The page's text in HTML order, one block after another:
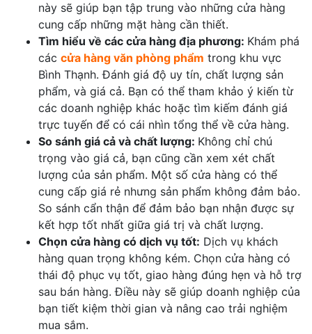
này sẽ giúp bạn tập trung vào những cửa hàng
cung cấp những mặt hàng cần thiết.
Tìm hiểu về các cửa hàng địa phương: Khám phá
các cửa hàng văn phòng phẩm trong khu vực
Bình Thạnh. Đánh giá độ uy tín, chất lượng sản
phẩm, và giá cả. Bạn có thể tham khảo ý kiến từ
các doanh nghiệp khác hoặc tìm kiếm đánh giá
trực tuyến để có cái nhìn tổng thể về cửa hàng.
So sánh giá cả và chất lượng: Không chỉ chú
trọng vào giá cả, bạn cũng cần xem xét chất
lượng của sản phẩm. Một số cửa hàng có thể
cung cấp giá rẻ nhưng sản phẩm không đảm bảo.
So sánh cẩn thận để đảm bảo bạn nhận được sự
kết hợp tốt nhất giữa giá trị và chất lượng.
Chọn cửa hàng có dịch vụ tốt: Dịch vụ khách
hàng quan trọng không kém. Chọn cửa hàng có
thái độ phục vụ tốt, giao hàng đúng hẹn và hỗ trợ
sau bán hàng. Điều này sẽ giúp doanh nghiệp của
bạn tiết kiệm thời gian và nâng cao trải nghiệm
mua sắm.